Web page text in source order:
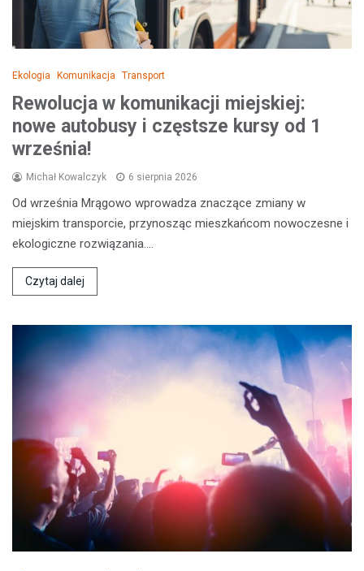
Ekologia Komunikacja Transport
Rewolucja w komunikacji miejskiej:
nowe autobusy i częstsze kursy od 1
września!
Michał Kowalczyk 6 sierpnia 2026
Od września Mrągowo wprowadza znaczące zmiany w
miejskim transporcie, przynosząc mieszkańcom nowoczesne i
ekologiczne rozwiązania.…
Czytaj dalej